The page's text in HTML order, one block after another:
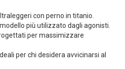
con perno in titanio.
più utilizzato dagli agonisti.
per massimizzare
per chi desidera avvicinarsi al